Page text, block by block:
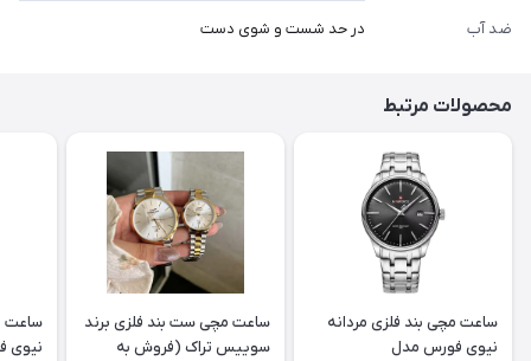
ضد آب در حد شست و شوی دست
محصولات مرتبط
ساعت مچی بند فلزی مردانه
نیوی فورس مدل
ساعت مچی ست بند فلزی برند
سوییس تراک (فروش به
ساعت